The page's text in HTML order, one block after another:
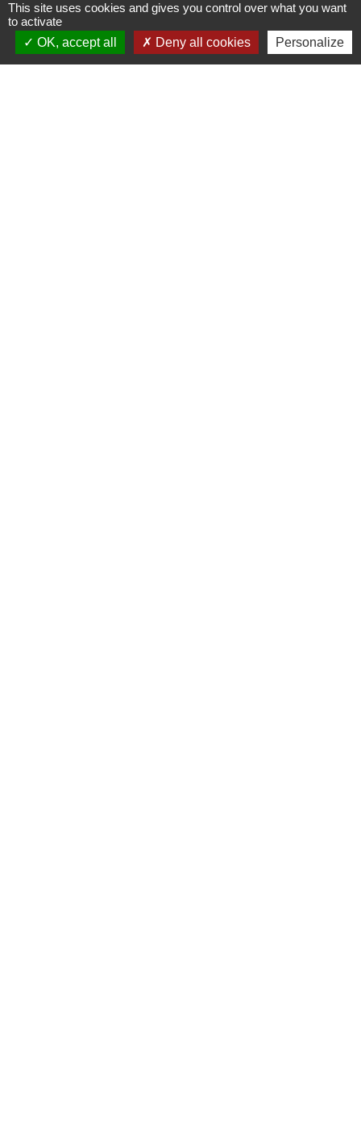
Questions ? Réponses !
This site uses cookies and gives you control over what you want
to activate
OK, accept all
Deny all cookies Personalize